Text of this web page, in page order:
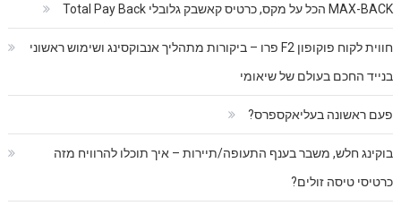
MAX-BACK הכל על מקס, כרטיס קאשבק גלובלי Total Pay Back
חווית לקוח פוקופון F2 פרו – ביקורות מתהליך אנבוקסינג ושימוש ראשוני
בנייד החכם בעולם של שיאומי
פעם ראשונה בעליאקספרס?
בוקינג חלש, משבר בענף התעופה/תיירות – איך תוכלו להרוויח מזה
כרטיסי טיסה זולים?